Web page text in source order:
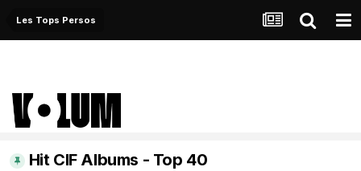
Les Tops Persos
Hit CIF Albums - Top 40